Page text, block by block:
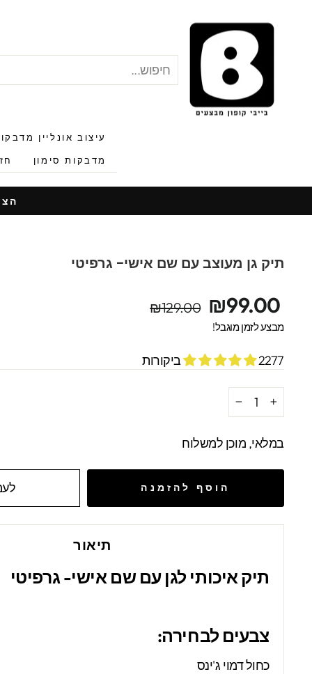
עיצוב אונליין
מדבקות סימון
תיק גן מעוצב עם שם אישי- גרפיטי
מחיר
מקורי
מחיר
מבצע
₪99.00
₪129.00
מבצע לזמן מוגבל!
2277 ביקורות
+
במלאי, מוכן למשלוח
הוסף להזמנה
תיאור
תיק איכותי לגן עם שם אישי- גרפיטי
צבעים לבחירה:
כחול דמוי ג'ינס